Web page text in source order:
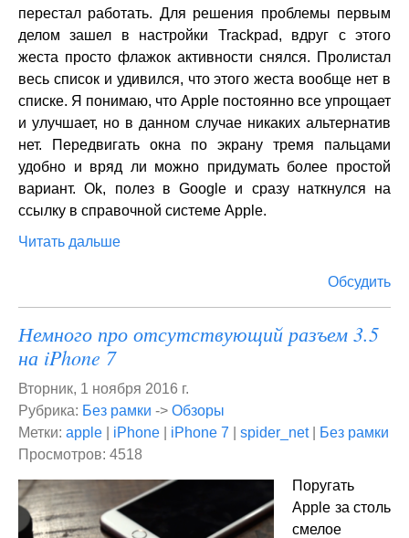
перестал работать. Для решения проблемы первым
делом зашел в настройки Trackpad, вдруг с этого
жеста просто флажок активности снялся. Пролистал
весь список и удивился, что этого жеста вообще нет в
списке. Я понимаю, что Apple постоянно все упрощает
и улучшает, но в данном случае никаких альтернатив
нет. Передвигать окна по экрану тремя пальцами
удобно и вряд ли можно придумать более простой
вариант. Ok, полез в Google и сразу наткнулся на
ссылку в справочной системе Apple.
Читать дальше
Обсудить
Немного про отсутствующий разъем 3.5
на iPhone 7
Вторник, 1 ноября 2016 г.
Рубрика: Без рамки -> Обзоры
Метки: apple iPhone iPhone 7 spider_net|
Без рамки
Просмотров: 4518
​Поругать
Apple за столь
смелое